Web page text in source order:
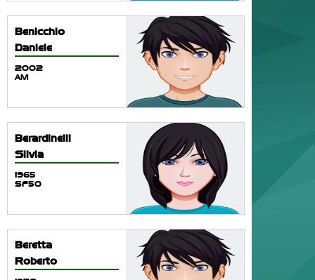
Benicchio
Daniele
2002
AM
Berardinelli
Silvia
1965
SF50
Beretta
Roberto